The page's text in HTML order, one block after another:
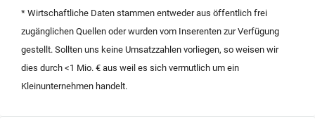
Mitarbeit im Unternehmen vorstellbar, um eine nahtlose
Mandantenbindung und Kontinuität zu gewährleisten.
* Wirtschaftliche Daten stammen entweder aus öffentlich frei
zugänglichen Quellen oder wurden vom Inserenten zur Verfügung
gestellt. Sollten uns keine Umsatzzahlen vorliegen, so weisen wir
dies durch <1 Mio. € aus weil es sich vermutlich um ein
Kleinunternehmen handelt.